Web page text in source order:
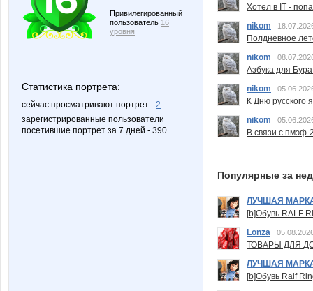
Привилегированный
пользователь 16
уровня
Статистика портрета:
сейчас просматривают портрет - 2
зарегистрированные пользователи
посетившие портрет за 7 дней - 390
Хотел в IT -
nikom
Полдневное
nikom
Азбука для
nikom
К Дню русского
nikom
В связи с пмэф-
Популярные за
ЛУЧШАЯ
[b]Обувь RALF
Lonza
ТОВАРЫ ДЛЯ
ЛУЧШАЯ
[b]Обувь Ralf